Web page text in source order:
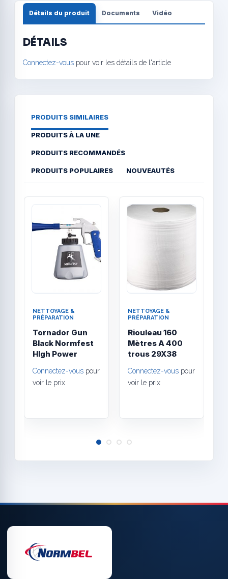
Détails du produit Documents Vidéo
DÉTAILS
Connectez-vous pour voir les détails de l'article
PRODUITS SIMILAIRES
PRODUITS À LA UNE
PRODUITS RECOMMANDÉS
PRODUITS POPULAIRES NOUVEAUTÉS
Quick View
NETTOYAGE &
PRÉPARATION
Tornador Gun
Black Normfest
HIgh Power
Connectez-vous pour
voir le prix
NETTOYAGE &
PRÉPARATION
Riouleau 160
Mètres A 400
trous 29X38
Connectez-vous pour
voir le prix